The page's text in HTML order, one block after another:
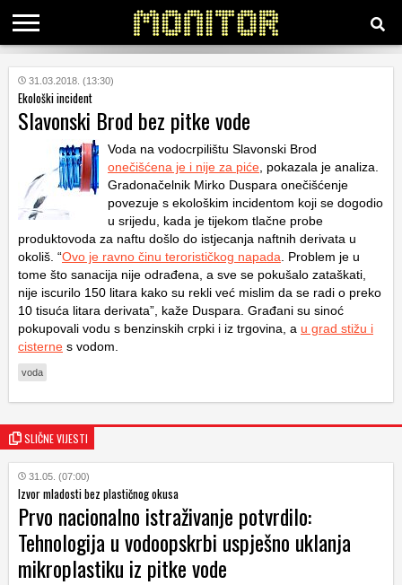
KATEGORIJE
HRVATSKI
WEB
31.03.2018. (13:30)
Ekološki incident
Slavonski Brod bez pitke vode
Voda na vodocrpilištu Slavonski Brod
onečišćena je i nije za piće , pokazala je analiza.
Gradonačelnik Mirko Duspara onečišćenje
povezuje s ekološkim incidentom koji se dogodio
u srijedu, kada je tijekom tlačne probe
produktovoda za naftu došlo do istjecanja naftnih derivata u
okoliš. “Ovo je ravno činu terorističkog napada . Problem je u
tome što sanacija nije odrađena, a sve se pokušalo zataškati,
nije iscurilo 150 litara kako su rekli već mislim da se radi o preko
10 tisuća litara derivata”, kaže Duspara. Građani su sinoć
pokupovali vodu s benzinskih crpki i iz trgovina, a u grad stižu i
cisterne s vodom.
voda
SLIČNE VIJESTI
31.05. (07:00)
Izvor mladosti bez plastičnog okusa
Prvo nacionalno istraživanje potvrdilo:
Tehnologija u vodoopskrbi uspješno uklanja
mikroplastiku iz pitke vode